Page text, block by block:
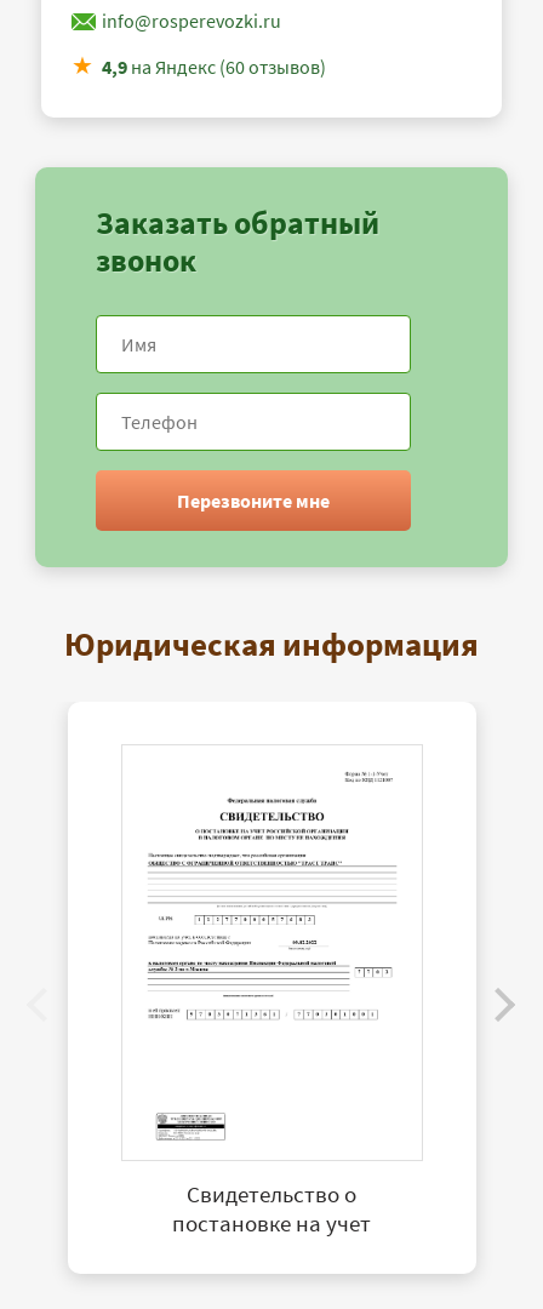
info@rosperevozki.ru
4,9 на Яндекс (60 отзывов)
Заказать обратный
звонок
Перезвоните мне
Юридическая информация
Свидетельство о
постановке на учет